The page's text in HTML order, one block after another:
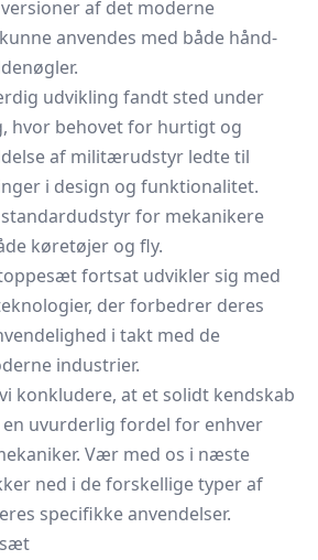
af det moderne
anvendes med både hånd-
udvikling fandt sted under
hvor behovet for hurtigt og
af militærudstyr ledte til
i design og funktionalitet.
for mekanikere
køretøjer og fly.
fortsat udvikler sig med
der forbedrer deres
i takt med de
industrier.
konkludere, at et solidt kendskab
uvurderlig fordel for enhver
Vær med os i næste
ned i de forskellige typer af
specifikke anvendelser.